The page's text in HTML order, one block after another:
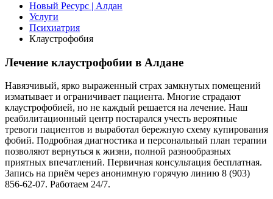
Новый Ресурс | Алдан
Услуги
Психиатрия
Клаустрофобия
Лечение клаустрофобии в Алдане
Навязчивый, ярко выраженный страх замкнутых помещений
изматывает и ограничивает пациента. Многие страдают
клаустрофобией, но не каждый решается на лечение. Наш
реабилитационный центр постарался учесть вероятные
тревоги пациентов и выработал бережную схему купирования
фобий. Подробная диагностика и персональный план терапии
позволяют вернуться к жизни, полной разнообразных
приятных впечатлений. Первичная консультация бесплатная.
Запись на приём через анонимную горячую линию 8 (903)
856-62-07. Работаем 24/7.